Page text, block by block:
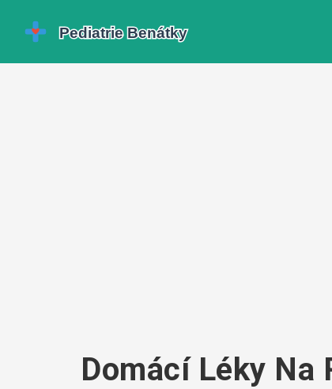
Domácí Léky Na